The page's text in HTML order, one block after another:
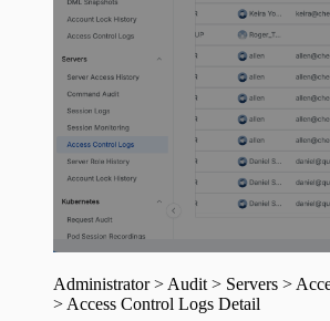
Administrator > Audit > Servers >
> Access Control Logs Detail